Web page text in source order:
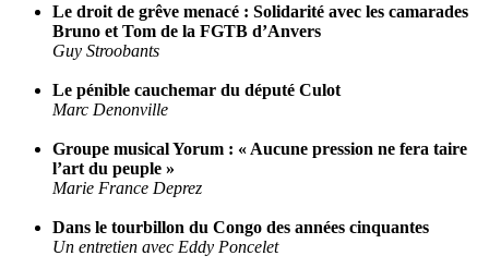
Le droit de grêve menacé : Solidarité avec les camarades
Bruno et Tom de la FGTB d’Anvers
Guy Stroobants
Le pénible cauchemar du député Culot
Marc Denonville
Groupe musical Yorum : « Aucune pression ne fera taire
l’art du peuple »
Marie France Deprez
Dans le tourbillon du Congo des années cinquantes
Un entretien avec Eddy Poncelet